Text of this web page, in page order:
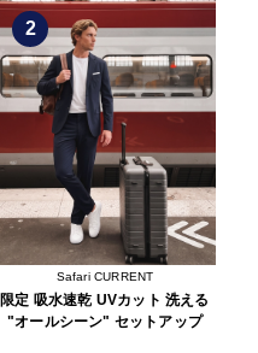
2
Safari CURRENT
限定 吸水速乾 UVカット 洗える
"オールシーン" セットアップ